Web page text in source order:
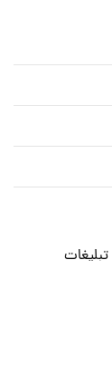
تبلیغات